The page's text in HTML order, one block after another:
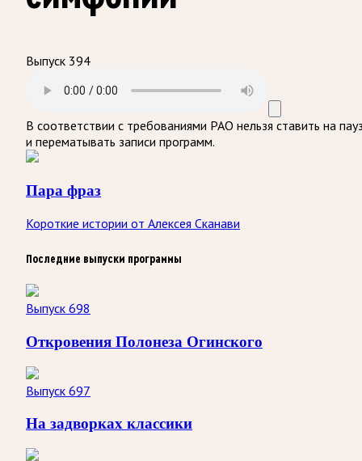
Выпуск 394
В соответствии с требованиями РАО нельзя ставить на
и перематывать записи программ.
Пара фраз
Короткие истории от Алексея Сканави
Последние выпуски программы
Выпуск 698
Откровения Полонеза Огинского
Выпуск 697
На задворках классики